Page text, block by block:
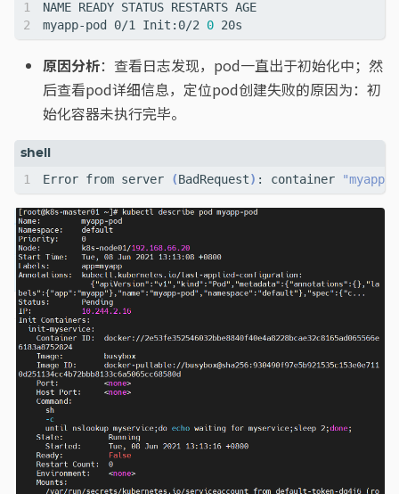
myapp-pod 0/1 Init:0/2 0
原因分析：查看日志发现，pod一直出于初始化中；然
后查看pod详细信息，定位pod创建失败的原因为：初
始化容器未执行完毕。
Error from server (BadRequest) : container